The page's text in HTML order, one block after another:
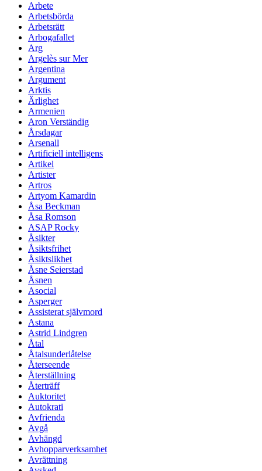
Arbete
Arbetsbörda
Arbetsrätt
Arbogafallet
Arg
Argelès sur Mer
Argentina
Argument
Arktis
Ärlighet
Armenien
Aron Verständig
Årsdagar
Arsenall
Artificiell intelligens
Artikel
Artister
Artros
Artyom Kamardin
Åsa Beckman
Åsa Romson
ASAP Rocky
Åsikter
Åsiktsfrihet
Åsiktslikhet
Åsne Seierstad
Åsnen
Asocial
Asperger
Assisterat självmord
Astana
Astrid Lindgren
Åtal
Åtalsunderlåtelse
Återseende
Återställning
Återträff
Auktoritet
Autokrati
Avfrienda
Avgå
Avhängd
Avhopparverksamhet
Avrättning